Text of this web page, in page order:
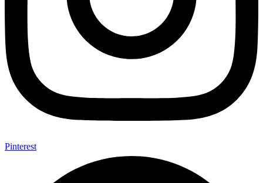
Pinterest